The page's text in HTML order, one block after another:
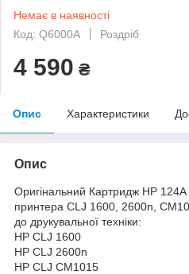
Немає в наявності
Код: Q6000A
Роздріб
4 590 ₴
Опис Характеристики
Опис
Оригінальний Картридж HP
принтера CLJ 1600, 2600n,
до друкувальної техніки:
HP CLJ 1600
HP CLJ 2600n
HP CLJ CM1015